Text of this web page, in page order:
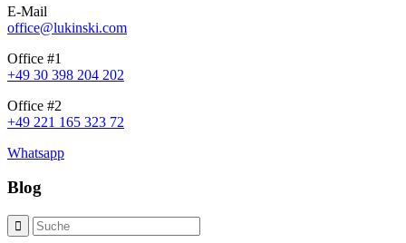
E-Mail
office@lukinski.com
Office #1
+49 30 398 204 202
Office #2
+49 221 165 323 72
Whatsapp
Blog